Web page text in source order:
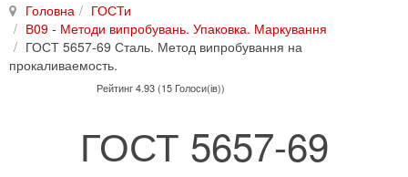
Головна
ГОСТи
В09 - Методи випробувань. Упаковка. Маркування
ГОСТ 5657-69 Сталь. Метод випробування на
прокаливаемость.
Рейтинг 4.93 (15 Голоси(ів))
ГОСТ 5657-69